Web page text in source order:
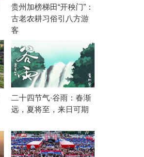
贵州加榜梯田“开秧门”：
古老农耕习俗引八方游
客
二十四节气·谷雨：春渐
远，夏将至，来日可期